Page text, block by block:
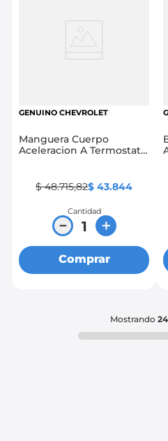
GENUINO CHEVROLET
Manguera Cuerpo
Aceleracion A Termostato
$ 48.715,82$ 43.844
Cantidad
＋
－
Comprar
Mostrando